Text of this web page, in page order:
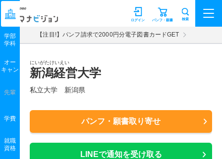
マナビジョン パンフ・願書
ログイン 検索
【注目!】パンフ請求で2000円分電子図書カードGET
にいがたけいえい
新潟経営大学
私立大学 新潟県
パンフ・願書取り寄せ
LINEで通知を受け取る
学部
学科
オー
キャン
先輩
学費
就職
資格